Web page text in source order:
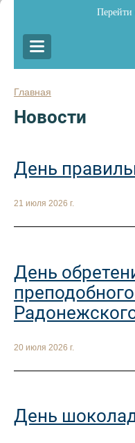
Главная
Новости
День
21 июля 2026 г.
День
20 июля 2026 г.
День